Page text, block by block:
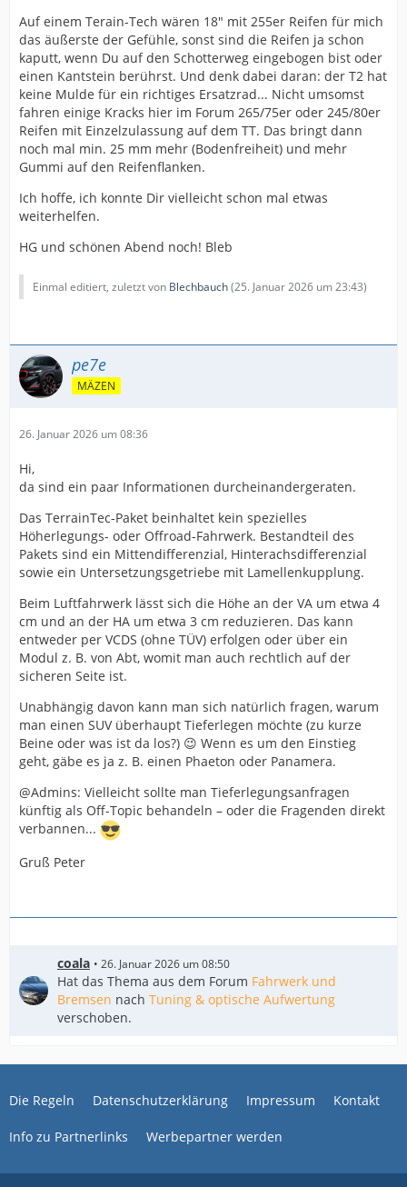
Auf einem Terain-Tech wären 18" mit 255er Reifen für mich
das äußerste der Gefühle, sonst sind die Reifen ja schon
kaputt, wenn Du auf den Schotterweg eingebogen bist oder
einen Kantstein berührst. Und denk dabei daran: der T2 hat
keine Mulde für ein richtiges Ersatzrad... Nicht umsomst
fahren einige Kracks hier im Forum 265/75er oder 245/80er
Reifen mit Einzelzulassung auf dem TT. Das bringt dann
noch mal min. 25 mm mehr (Bodenfreiheit) und mehr
Gummi auf den Reifenflanken.
Ich hoffe, ich konnte Dir vielleicht schon mal etwas
weiterhelfen.
HG und schönen Abend noch! Bleb
Einmal editiert, zuletzt von Blechbauch(25. Januar 2026 um 23:43)
pe7e
MÄZEN
26. Januar 2026 um 08:36
Hi,
da sind ein paar Informationen durcheinandergeraten.
Das TerrainTec-Paket beinhaltet kein spezielles
Höherlegungs- oder Offroad-Fahrwerk. Bestandteil des
Pakets sind ein Mittendifferenzial, Hinterachsdifferenzial
sowie ein Untersetzungsgetriebe mit Lamellenkupplung.
Beim Luftfahrwerk lässt sich die Höhe an der VA um etwa 4
cm und an der HA um etwa 3 cm reduzieren. Das kann
entweder per VCDS (ohne TÜV) erfolgen oder über ein
Modul z. B. von Abt, womit man auch rechtlich auf der
sicheren Seite ist.
Unabhängig davon kann man sich natürlich fragen, warum
man einen SUV überhaupt Tieferlegen möchte (zu kurze
Beine oder was ist da los?) 😉 Wenn es um den Einstieg
geht, gäbe es ja z. B. einen Phaeton oder Panamera.
@Admins: Vielleicht sollte man Tieferlegungsanfragen
künftig als Off-Topic behandeln – oder die Fragenden direkt
verbannen...
Gruß Peter
coala 26. Januar 2026 um 08:50
Hat das Thema aus dem Forum Fahrwerk und
Bremsen nach Tuning & optische Aufwertung
verschoben.
Die Regeln Datenschutzerklärung Impressum Kontakt
Info zu Partnerlinks Werbepartner werden